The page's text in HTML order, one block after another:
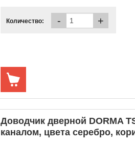
Количество: - +
Доводчик дверной DORMA
каналом, цвета серебро,